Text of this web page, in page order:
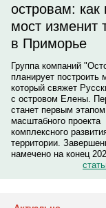
островам: как
мост изменит
в Приморье
Группа компаний
планирует построить
который свяжет
с островом Елены.
станет первым этапом
масштабного проекта
комплексного
территории.
намечено на конец